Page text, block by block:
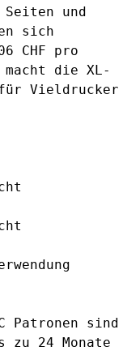
und
sich
CHF pro
die XL-
Vieldrucker
Patronen sind
zu 24 Monate